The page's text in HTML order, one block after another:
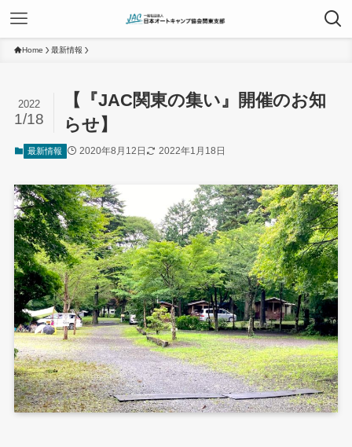
Home 最新情報
【『JAC関東の集い』開催のお知
らせ】
2022
1/18
最新情報 2020年8月12日 2022年1月18日